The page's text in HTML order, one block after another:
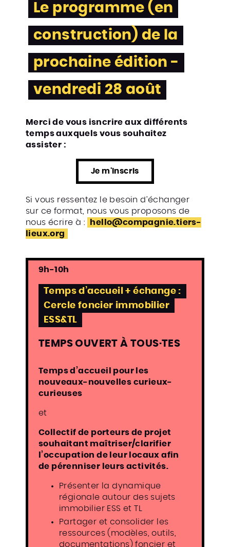
Le programme (en
construction) de la
prochaine édition -
vendredi 28 août
Merci de vous isncrire aux différents
temps auxquels vous souhaitez
assister :
Je m'inscris
Si vous ressentez le besoin d’échanger
sur ce format, nous vous proposons de
nous écrire à :
hello@compagnie.tiers-
lieux.org
9h-10h
Temps d’accueil + échange :
Cercle foncier immobilier
ESS&TL
TEMPS OUVERT À TOUS·TES
Temps d’accueil pour les
nouveaux-nouvelles curieux-
curieuses
et
Collectif de porteurs de projet
souhaitant maîtriser/clarifier
l’occupation de leur locaux afin
de pérenniser leurs activités.
Présenter la dynamique
régionale autour des sujets
immobilier ESS et TL
Partager et consolider les
ressources (modèles, outils,
documentations) foncier et